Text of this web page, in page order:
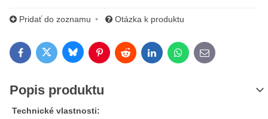
Pridať do zoznamu Otázka k produktu
FacebookTwitterBlueskyPinterestRedditLinkedInWhatsApp
E-mail
Popis produktu
Technické vlastnosti: